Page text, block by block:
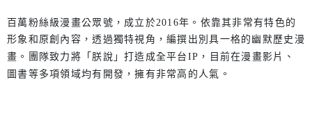
百萬粉絲級漫畫公眾號，成立於2016年。依靠其非常有特色的
形象和原創內容，透過獨特視角，編撰出別具一格的幽默歷史漫
畫。團隊致力將「朕說」打造成全平台IP，目前在漫畫影片、
圖書等多項領域均有開發，擁有非常高的人氣。